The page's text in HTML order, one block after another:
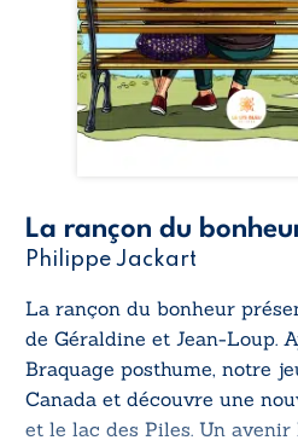
La rançon du
Philippe Jackart
La rançon du bonheur
de Géraldine et Jean-Loup.
Braquage posthume, notre
Canada et découvre une
et le lac des Piles. Un